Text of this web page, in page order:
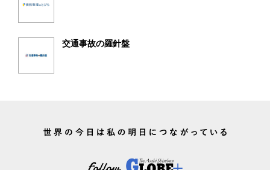
交通事故の羅針盤